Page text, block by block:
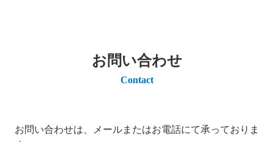
お問い合わせ
Contact
お問い合わせは、メールまたはお電話にて承っておりま